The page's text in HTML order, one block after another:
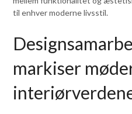
til enhver moderne livsstil.
markiser